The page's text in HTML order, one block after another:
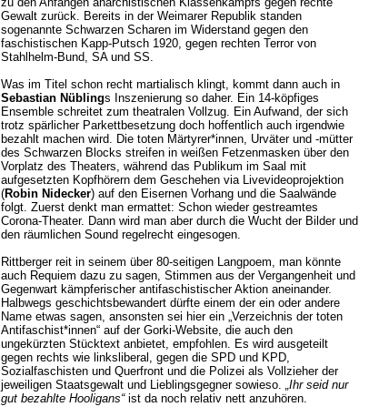
Gewalt zurück. Bereits in der Weimarer Republik standen
sogenannte Schwarzen Scharen im Widerstand gegen den
faschistischen Kapp-Putsch 1920, gegen rechten Terror von
Stahlhelm-Bund, SA und SS.
Was im Titel schon recht martialisch klingt, kommt dann auch in
Sebastian Nüblings Inszenierung so daher. Ein 14-köpfiges
Ensemble schreitet zum theatralen Vollzug. Ein Aufwand, der sich
trotz spärlicher Parkettbesetzung doch hoffentlich auch irgendwie
bezahlt machen wird. Die toten Märtyrer*innen, Urväter und -mütter
des Schwarzen Blocks streifen in weißen Fetzenmasken über den
Vorplatz des Theaters, während das Publikum im Saal mit
aufgesetzten Kopfhörern dem Geschehen via Livevideoprojektion
(Robin Nidecker) auf den Eisernen Vorhang und die Saalwände
folgt. Zuerst denkt man ermattet: Schon wieder gestreamtes
Corona-Theater. Dann wird man aber durch die Wucht der Bilder und
den räumlichen Sound regelrecht eingesogen.
Rittberger reit in seinem über 80-seitigen Langpoem, man könnte
auch Requiem dazu zu sagen, Stimmen aus der Vergangenheit und
Gegenwart kämpferischer antifaschistischer Aktion aneinander.
Halbwegs geschichtsbewandert dürfte einem der ein oder andere
Name etwas sagen, ansonsten sei hier ein „Verzeichnis der toten
Antifaschist*innen“ auf der Gorki-Website, die auch den
ungekürzten Stücktext anbietet, empfohlen. Es wird ausgeteilt
gegen rechts wie linksliberal, gegen die SPD und KPD,
Sozialfaschisten und Querfront und die Polizei als Vollzieher der
jeweiligen Staatsgewalt und Lieblingsgegner sowieso. „Ihr seid nur
gut bezahlte Hooligans“ist da noch relativ nett anzuhören.